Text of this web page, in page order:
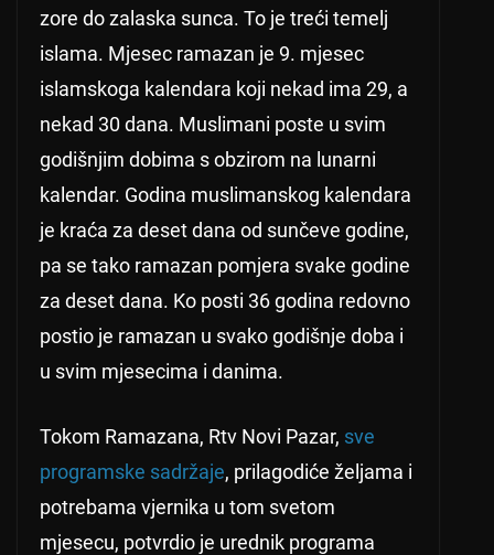
zore do zalaska sunca. To je treći temelj
islama. Mjesec ramazan je 9. mjesec
islamskoga kalendara koji nekad ima 29, a
nekad 30 dana. Muslimani poste u svim
godišnjim dobima s obzirom na lunarni
kalendar. Godina muslimanskog kalendara
je kraća za deset dana od sunčeve godine,
pa se tako ramazan pomjera svake godine
za deset dana. Ko posti 36 godina redovno
postio je ramazan u svako godišnje doba i
u svim mjesecima i danima.
Tokom Ramazana, Rtv Novi Pazar, sve
programske sadržaje, prilagodiće željama i
potrebama vjernika u tom svetom
mjesecu, potvrdio je urednik programa